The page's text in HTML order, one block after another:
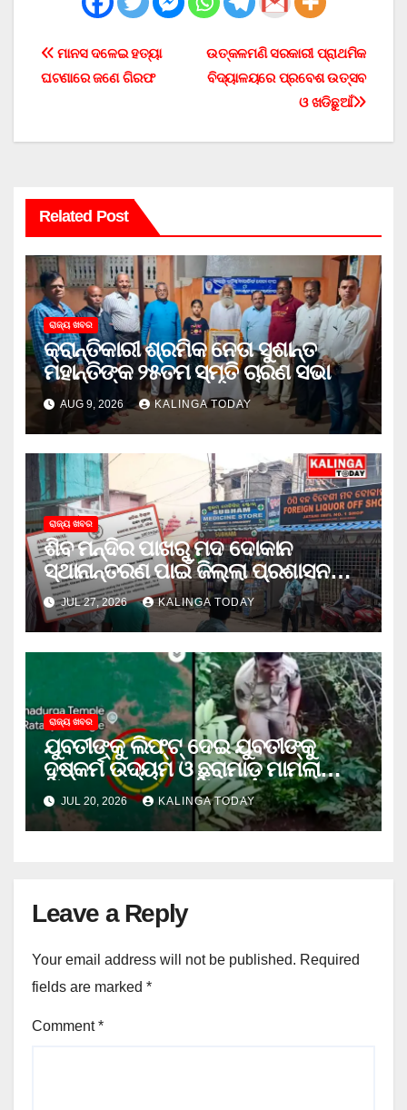
Post
ଉତ୍କଳମଣି ସରକାରୀ ପ୍ରାଥମିକ
ବିଦ୍ୟାଳୟରେ ପ୍ରବେଶ ଉତ୍ସବ
ଓ ଖଡିଛୁଆଁ
ମାନସ ଦଳେଇ ହତ୍ୟା
ଘଟଣାରେ ଜଣେ ଗିରଫ
Related Post
ରାଜ୍ୟ ଖବର
କ୍ରାନ୍ତିକାରୀ ଶ୍ରମିକ ନେତା ସୁଶାନ୍ତ
ମହାନ୍ତିଙ୍କ ୨୫ତମ ସ୍ମୃତି ଚାରଣ ସଭା
AUG 9, 2026 KALINGA TODAY
ରାଜ୍ୟ ଖବର
ଶିବ ମନ୍ଦିର ପାଖରୁ ମଦ ଦୋକାନ
ସ୍ଥାନାନ୍ତରଣ ପାଇଁ ଜିଲ୍ଲା ପ୍ରଶାସନକୁ
ଦାବି କଲେ ଅନିଲ
JUL 27, 2026 KALINGA TODAY
ରାଜ୍ୟ ଖବର
ଯୁବତୀଙ୍କୁ ଲିଫ୍‌ଟ୍‌ ଦେଇ ଯୁବତୀଙ୍କୁ
ଦୁଷ୍କର୍ମ ଉଦ୍ୟମ ଓ ଛୁରାମାଡ଼ ମାମଲାରେ
ଜେଲ ଗଲା ଅଭିଯୁକ୍ତ
JUL 20, 2026 KALINGA TODAY
Leave a Reply
Your email address will not be published. Required
fields are marked *
Comment*